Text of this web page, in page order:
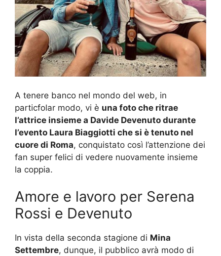
A tenere banco nel mondo del web, in
particfolar modo, vi è una foto che ritrae
l’attrice insieme a Davide Devenuto durante
l’evento Laura Biaggiotti che si è tenuto nel
cuore di Roma, conquistato così l’attenzione dei
fan super felici di vedere nuovamente insieme
la coppia.
Amore e lavoro per Serena
Rossi e Devenuto
In vista della seconda stagione di Mina
Settembre, dunque, il pubblico avrà modo di